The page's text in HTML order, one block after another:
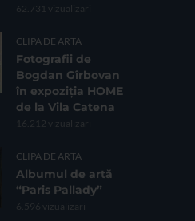
62.731 vizualizari
CLIPA DE ARTA
Fotografii de
Bogdan Gîrbovan
în expoziția HOME
de la Vila Catena
16.212 vizualizari
CLIPA DE ARTA
Albumul de artă
“Paris Pallady”
6.596 vizualizari